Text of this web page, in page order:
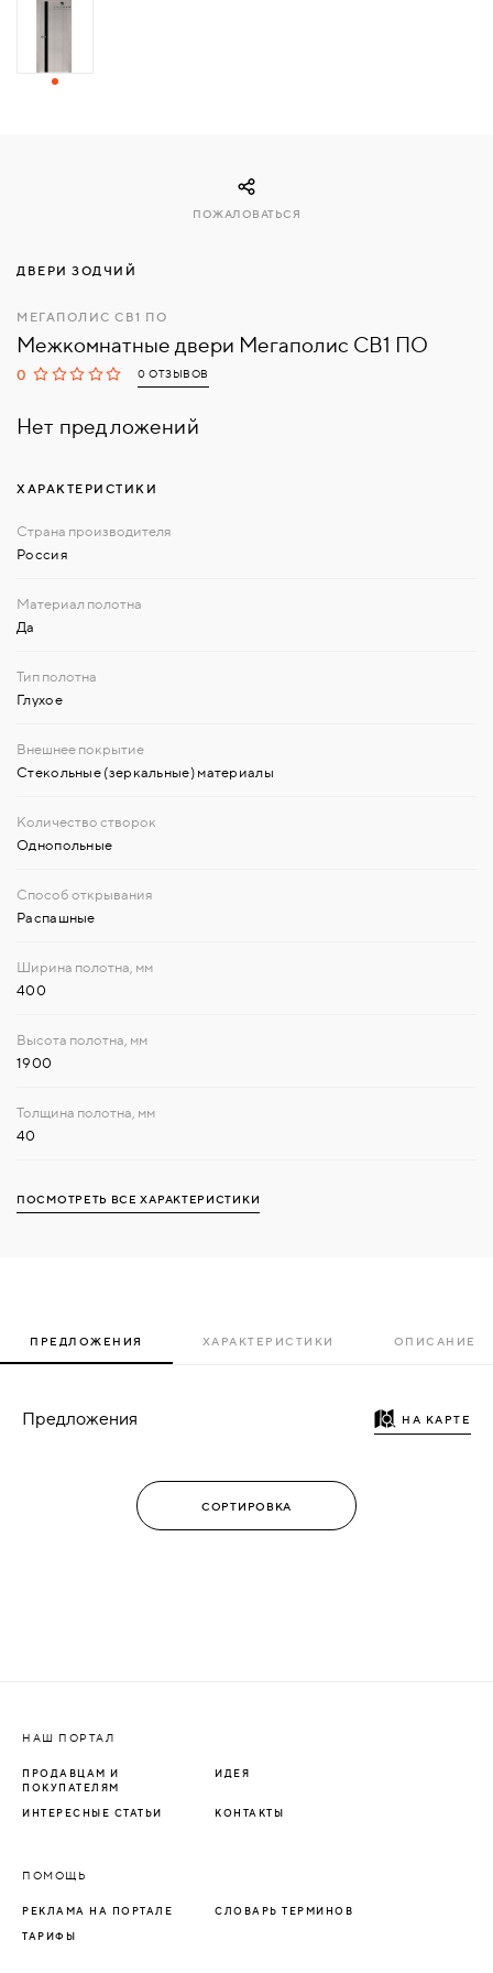
ДВЕРИ ЗОДЧИЙ
МЕГАПОЛИС СВ1 ПО
Межкомнатные двери Мегаполис СВ1 ПО
0 0 ОТЗЫВОВ
Нет предложений
ПОЖАЛОВАТЬСЯ
ХАРАКТЕРИСТИКИ
Россия
Да
Глухое
Стекольные (зеркальные) материалы
Однопольные
Распашные
400
1900
40
ПОСМОТРЕТЬ ВСЕ ХАРАКТЕРИСТИКИ
ПРЕДЛОЖЕНИЯ ХАРАКТЕРИСТИКИ ОПИСАНИЕ
Предложения НА КАРТЕ
НАШ ПОРТАЛ
ПРОДАВЦАМ И
ПОКУПАТЕЛЯМ
ИДЕЯ
ИНТЕРЕСНЫЕ СТАТЬИ КОНТАКТЫ
ПОМОЩЬ
РЕКЛАМА НА ПОРТАЛЕ СЛОВАРЬ ТЕРМИНОВ
ТАРИФЫ